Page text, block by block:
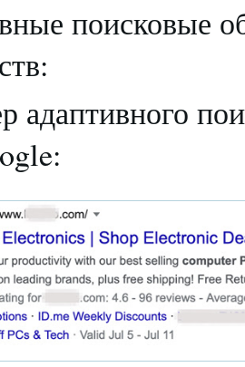
поисковые
адаптивного